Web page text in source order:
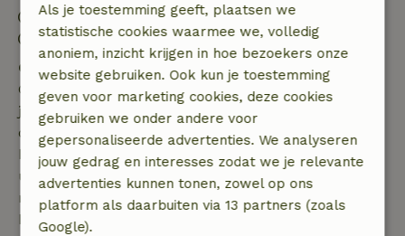
Inchecken: 16:00- 23:00
Uitchecken: 11:00
Gratis annuleren binnen 7 dagen
Gratis annuleren binnen 7 dagen na bevestiging van
je boeking, bij een boekingsaanvraag meer dan 28
dagen voor aanvang. Bij een boeking met aanvang
binnen 28 dagen geldt gratis annuleren binnen 24
uur. Bij annulering binnen gestelde periode heb je
recht op volledige terugbetaling van het
boekingsbedrag.
Als je toestemming geeft, plaatsen we
statistische cookies waarmee we, volledig
anoniem, inzicht krijgen in hoe bezoekers onze
website gebruiken. Ook kun je toestemming
geven voor marketing cookies, deze cookies
gebruiken we onder andere voor
gepersonaliseerde advertenties. We analyseren
jouw gedrag en interesses zodat we je relevante
advertenties kunnen tonen, zowel op ons
platform als daarbuiten via 13 partners (zoals
Google).